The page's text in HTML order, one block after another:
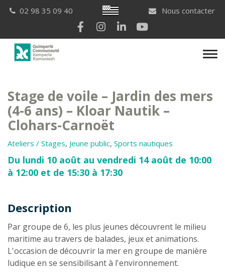
Breton
02 98 35 09 40
Nous contacter
Lien vers le compte Facebook
Lien vers le compte Instagram
Lien vers le compte
Stage de voile – Jardin des mers
(4-6 ans) – Kloar Nautik –
Clohars-Carnoët
Ateliers / Stages, Jeune public, Sports nautiques
Du lundi 10 août au vendredi 14 août de 10:00
à 12:00 et de 15:30 à 17:30
Description
Description
Par groupe de 6, les plus jeunes découvrent le milieu
maritime au travers de balades, jeux et animations.
L'occasion de découvrir la mer en groupe de manière
ludique en se sensibilisant à l'environnement.